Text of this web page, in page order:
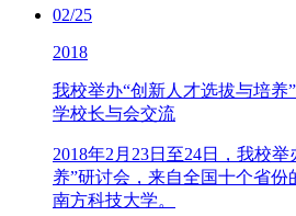
02/25
2018
我校举办“创新人才选拔与培养
学校长与会交流
2018年2月23日至24日，我校
养”研讨会，来自全国十个省份
南方科技大学。